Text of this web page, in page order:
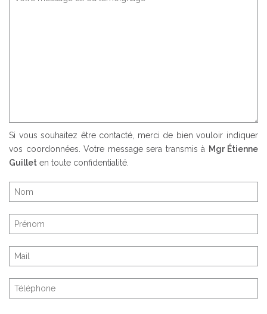
Si vous souhaitez être contacté, merci de bien vouloir indiquer
vos coordonnées. Votre message sera transmis à Mgr Étienne
Guillet en toute confidentialité.